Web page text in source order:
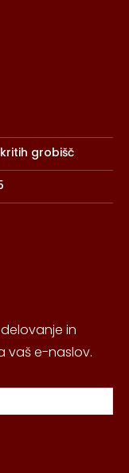
grobišč
in
vaš e-naslov.